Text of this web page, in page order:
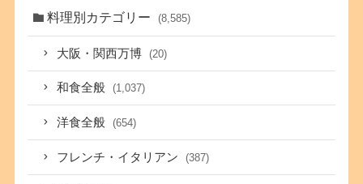
料理別カテゴリー (8,585)
大阪・関西万博 (20)
和食全般 (1,037)
洋食全般 (654)
フレンチ・イタリアン (387)